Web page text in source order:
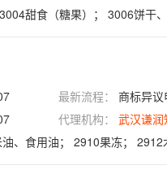
3004甜食（糖果）； 3006饼干
最新流程： 商标异
代理机构： 武汉谦
、食用油； 2910果冻； 2912